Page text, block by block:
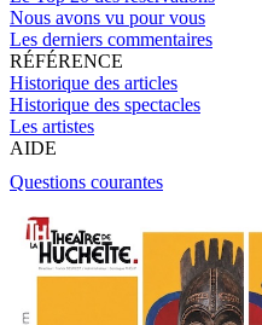
Nous avons vu pour vous
Les derniers commentaires
RÉFÉRENCE
Historique des articles
Historique des spectacles
Les artistes
AIDE
Questions courantes